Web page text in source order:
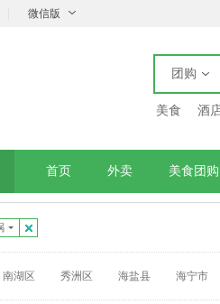
微信版
团购
美食 酒
首页 外卖 美食团购
南湖区 秀洲区 海盐县 海宁市